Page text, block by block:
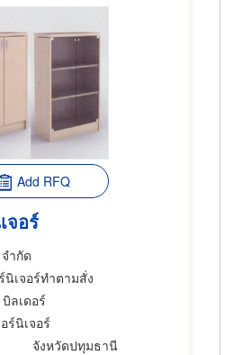
Add RFQ
จอร์
ำกัด
นิเจอร์ทำตามสั่ง
ลเดอร์
ร์นิเจอร์
จังหวัดปทุมธานี